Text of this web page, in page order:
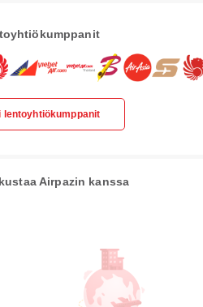
lentoyhtiökumppanit
Airpazin kanssa